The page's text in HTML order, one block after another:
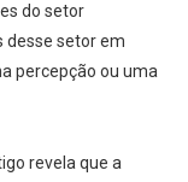
do setor
desse setor em
percepção ou uma
revela que a